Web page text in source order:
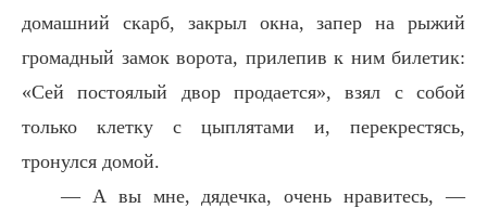
домашний скарб, закрыл окна, запер на рыжий
громадный замок ворота, прилепив к ним билетик:
«Сей постоялый двор продается», взял с собой
только клетку с цыплятами и, перекрестясь,
тронулся домой.
— А вы мне, дядечка, очень нравитесь, —